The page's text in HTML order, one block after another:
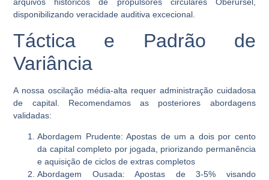
disponibilizando veracidade auditiva excecional.
Táctica e Padrão de
Variância
A nossa oscilação média-alta requer administração cuidadosa
de capital. Recomendamos as posteriores abordagens
validadas:
Abordagem Prudente: Apostas de um a dois por cento
da capital completo por jogada, priorizando permanência
e aquisição de ciclos de extras completos
Abordagem Ousada: Apostas de 3-5% visando